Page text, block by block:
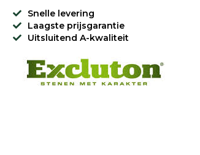
Snelle levering
Laagste prijsgarantie
Uitsluitend A-kwaliteit